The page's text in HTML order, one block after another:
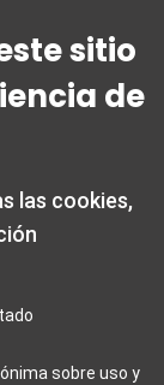
de enero
sitio
de
las cookies,
sobre uso y